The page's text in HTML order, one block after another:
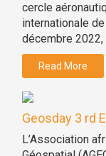
cercle
internationale
décembre 2022,
Read More
Geosday 3 rd
L’Association